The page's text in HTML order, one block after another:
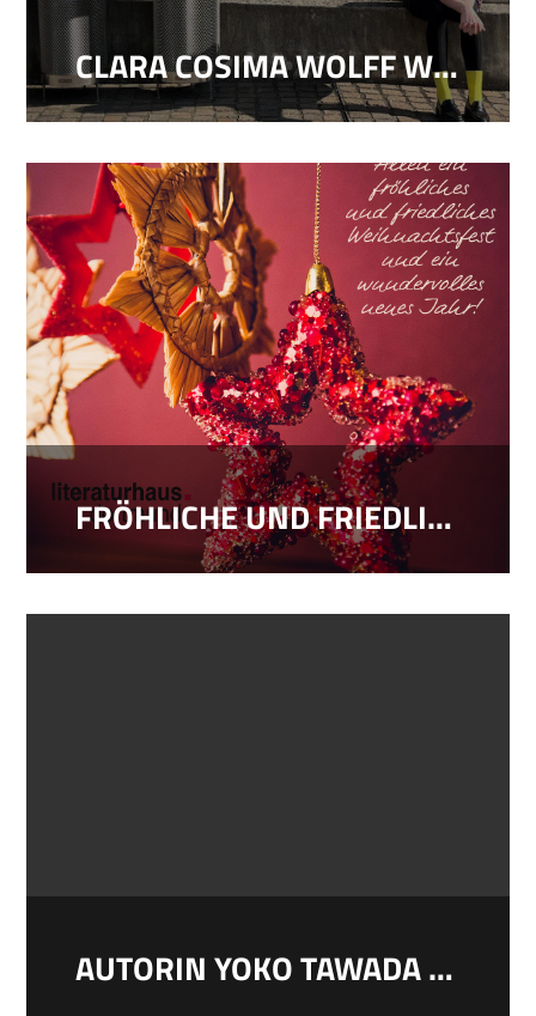
CLARA COSIMA WOLFF WIRD STADTBESCHREIBERIN 2026
FRÖHLICHE UND FRIEDLICHE WEIHNACHTEN!
AUTORIN YOKO TAWADA ERHÄLT NELLY-SACHS-PREIS DER STADT DORTMUND